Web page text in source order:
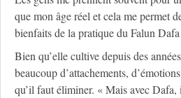
que mon âge réel et cela me permet
bienfaits de la pratique du Falun
Bien qu’elle cultive depuis des
beaucoup d’attachements,
qu’il faut éliminer. « Mais avec